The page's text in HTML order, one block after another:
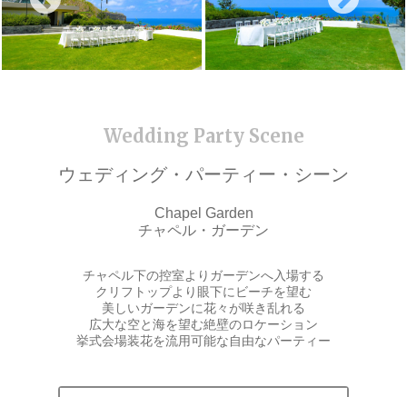
ウェディング・パーティー・シーン
Chapel Garden
チャペル・ガーデン
チャペル下の控室よりガーデンへ入場する
クリフトップより眼下にビーチを望む
美しいガーデンに花々が咲き乱れる
広大な空と海を望む絶壁のロケーション
挙式会場装花を流用可能な自由なパーティー